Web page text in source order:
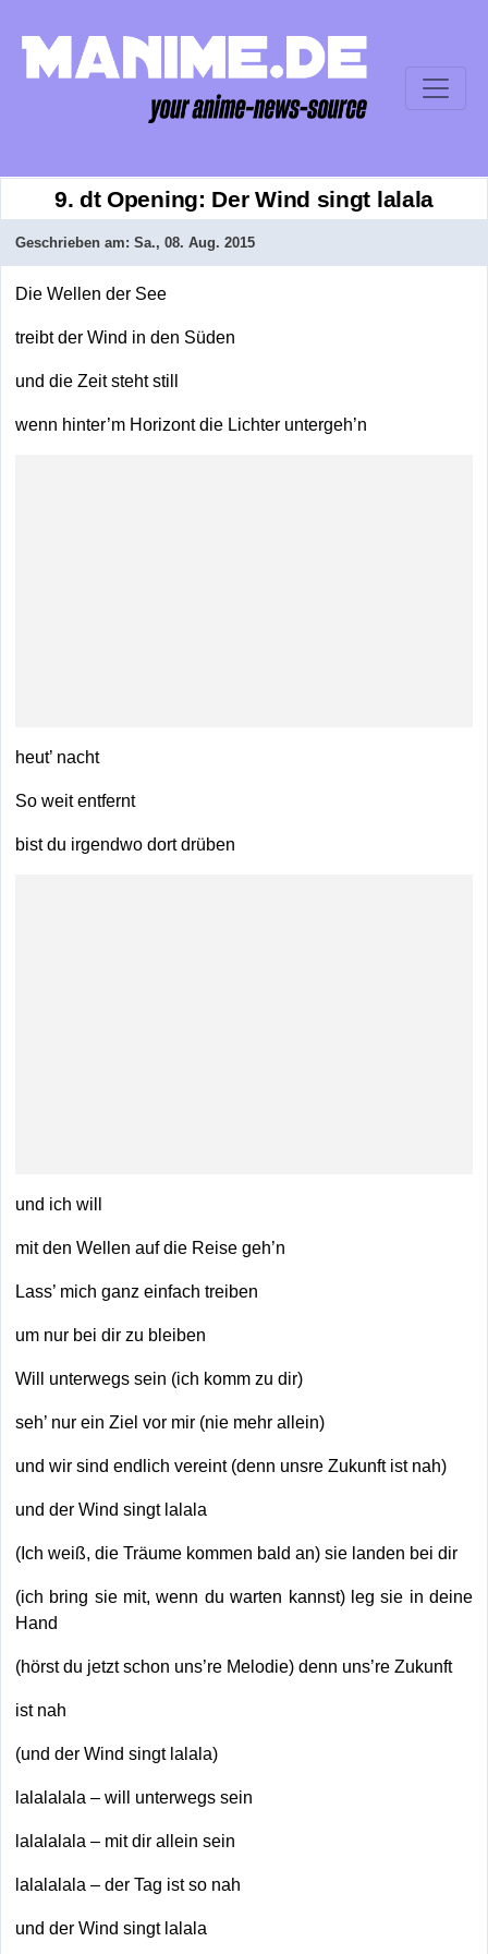
9. dt Opening: Der Wind singt lalala
Geschrieben am: Sa., 08. Aug. 2015
Die Wellen der See
treibt der Wind in den Süden
und die Zeit steht still
wenn hinter’m Horizont die Lichter untergeh’n
heut’ nacht
So weit entfernt
bist du irgendwo dort drüben
und ich will
mit den Wellen auf die Reise geh’n
Lass’ mich ganz einfach treiben
um nur bei dir zu bleiben
Will unterwegs sein (ich komm zu dir)
seh’ nur ein Ziel vor mir (nie mehr allein)
und wir sind endlich vereint (denn unsre Zukunft ist nah)
und der Wind singt lalala
(Ich weiß, die Träume kommen bald an) sie landen bei dir
(ich bring sie mit, wenn du warten kannst) leg sie in deine
Hand
(hörst du jetzt schon uns’re Melodie) denn uns’re Zukunft
ist nah
(und der Wind singt lalala)
lalalalala – will unterwegs sein
lalalalala – mit dir allein sein
lalalalala – der Tag ist so nah
und der Wind singt lalala